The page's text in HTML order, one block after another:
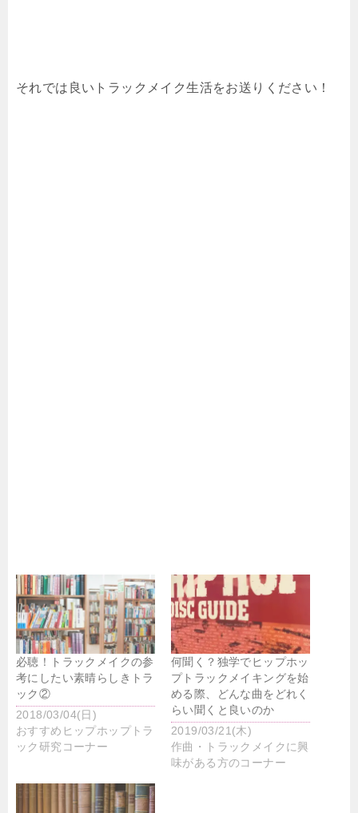
それでは良いトラックメイク生活をお送りください！
必聴！トラックメイクの参
考にしたい素晴らしきトラ
ック②
2018/03/04(日)
おすすめヒップホップトラ
ック研究コーナー
何聞く？独学でヒップホッ
プトラックメイキングを始
める際、どんな曲をどれく
らい聞くと良いのか
2019/03/21(木)
作曲・トラックメイクに興
味がある方のコーナー